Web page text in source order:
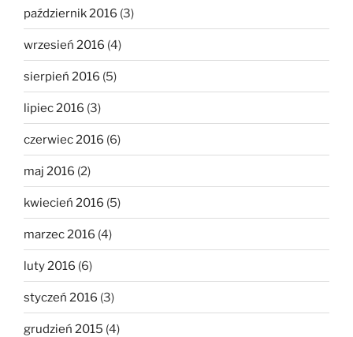
październik 2016 (3)
wrzesień 2016 (4)
sierpień 2016 (5)
lipiec 2016 (3)
czerwiec 2016 (6)
maj 2016 (2)
kwiecień 2016 (5)
marzec 2016 (4)
luty 2016 (6)
styczeń 2016 (3)
grudzień 2015 (4)